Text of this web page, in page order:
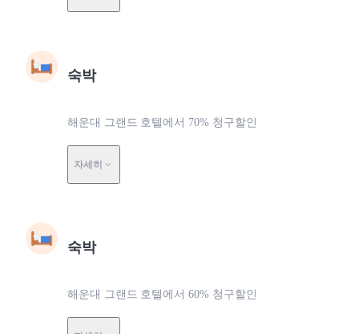
숙박
해운대 그랜드 호텔에서 70% 청구할인
자세히
숙박
해운대 그랜드 호텔에서 60% 청구할인